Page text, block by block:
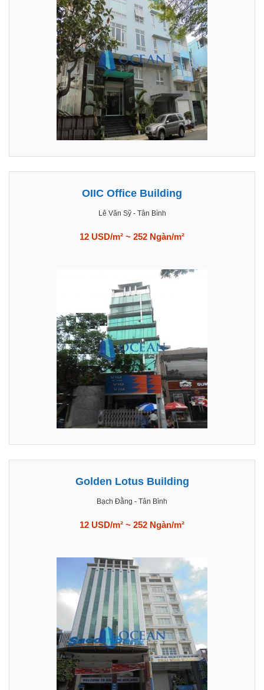
OIIC Office Building
Lê Văn Sỹ- Tân Bình
12 USD/m² ~ 252 Ngàn/m²
Golden Lotus Building
Bạch Đằng - Tân Bình
12 USD/m² ~ 252 Ngàn/m²